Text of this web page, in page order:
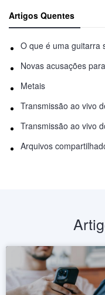
Artigos Quentes
O que é uma guitarra
Metais
Arquivos